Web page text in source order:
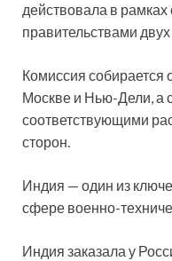
действовала в
правительствами
Комиссия собирается
Москве и Нью-Дели, а
соответствующими
сторон.
Индия — один из
сфере военно-
Индия заказала у